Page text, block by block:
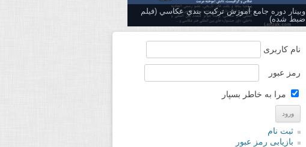
وبینار دوره جامع آموزش تركيب بندي عكاسي (فیلم
ضبط شده)
نام کاربری
رمز عبور
مرا به خاطر بسپار
ثبت نام
بازیابی رمز عبور